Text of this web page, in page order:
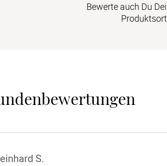
Bewerte auch Du
S.